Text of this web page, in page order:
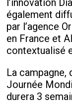
l’innovation
également
par l’agence
en France et
contextualisé
La campagne,
Journée
durera 3